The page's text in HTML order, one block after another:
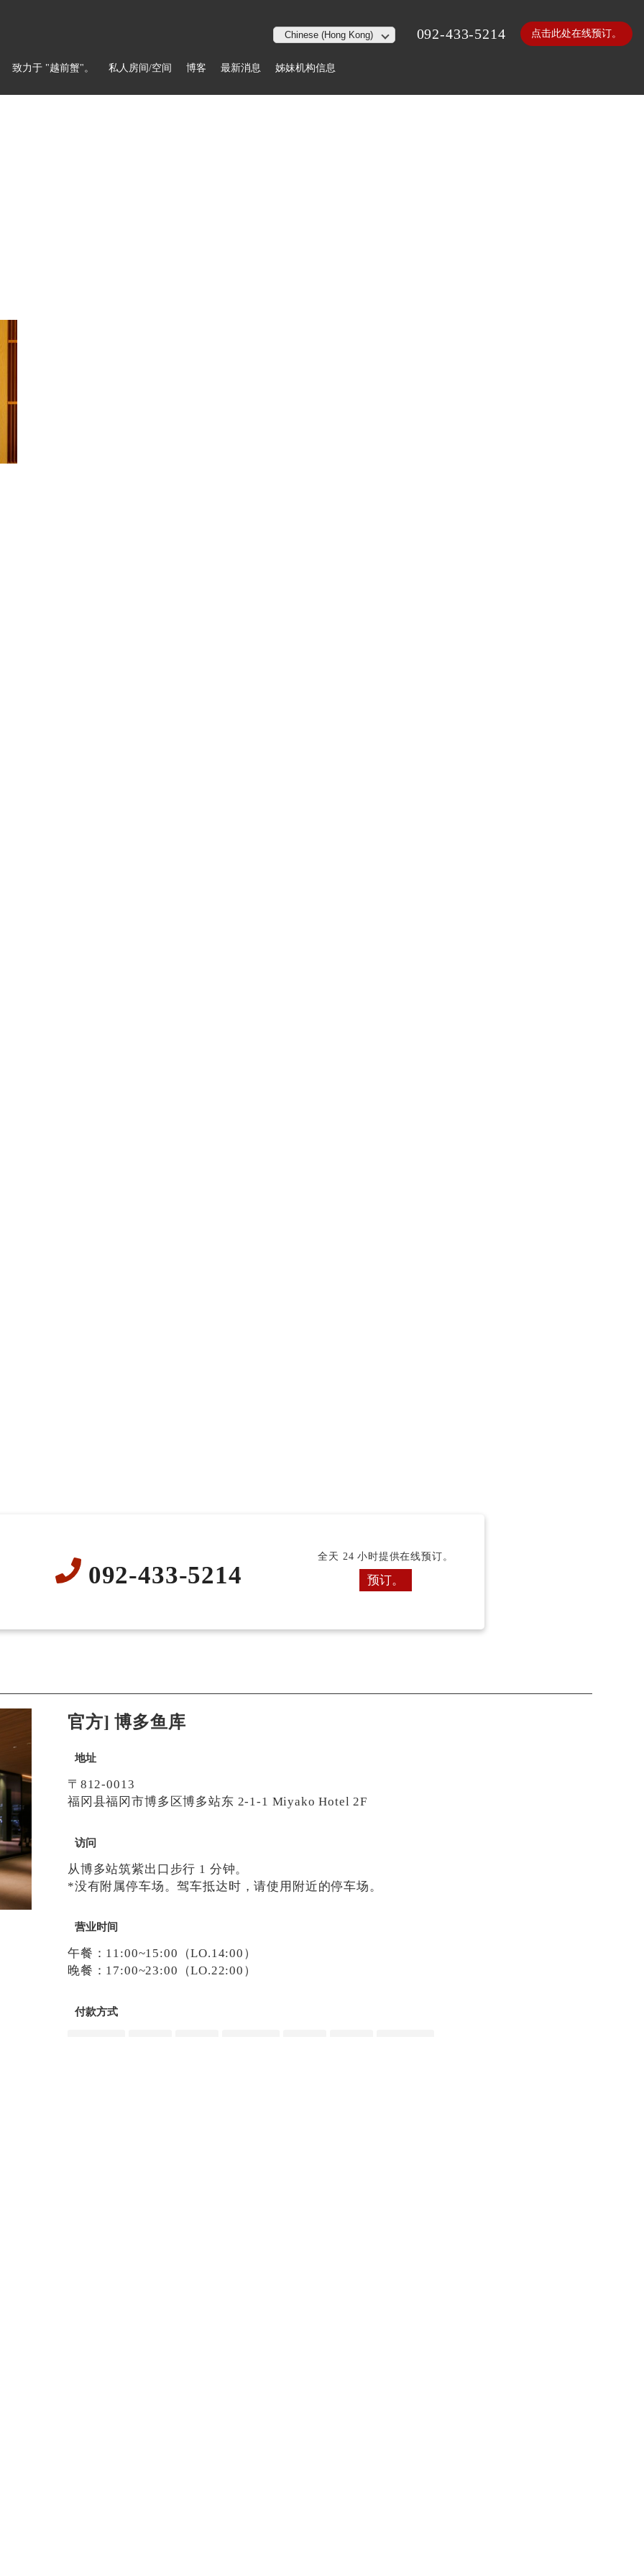
致力于 "越前蟹"。 私人房间/空间 博客 最新消息 姊妹机构信息
092-433-5214 点击此处在线预订。
092-433-5214
全天 24 小时提供在线预订。
预订。
官方] 博多鱼库
地址
〒812-0013
福冈县福冈市博多区博多站东 2-1-1 Miyako Hotel 2F
访问
从博多站筑紫出口步行 1 分钟。
*没有附属停车场。驾车抵达时，请使用附近的停车场。
营业时间
午餐：11:00~15:00（LO.14:00）
晚餐：17:00~23:00（LO.22:00）
付款方式